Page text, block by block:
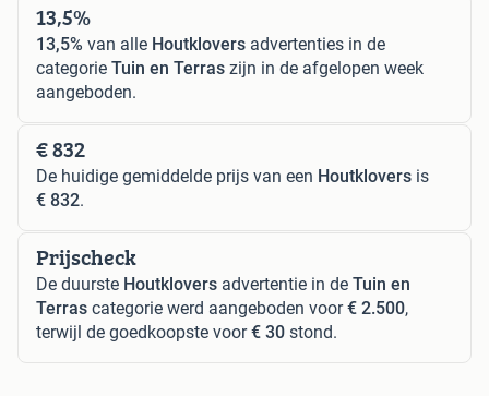
13,5%
13,5% van alle Houtklovers advertenties in de
categorie Tuin en Terras zijn in de afgelopen week
aangeboden.
€ 832
De huidige gemiddelde prijs van een Houtklovers is
€ 832.
Prijscheck
De duurste Houtklovers advertentie in de Tuin en
Terras categorie werd aangeboden voor€ 2.500,
terwijl de goedkoopste voor€ 30 stond.